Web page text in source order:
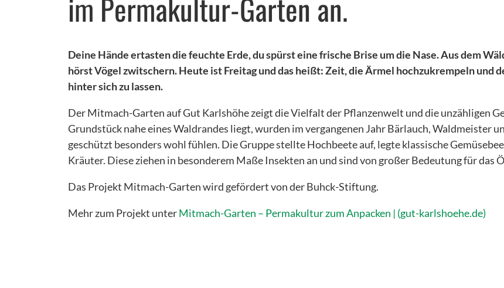
im Permakultur-Garten an.
Deine Hände ertasten die feuchte Erde, du spürst eine frische Brise um die Nase. Aus dem
hörst Vögel zwitschern. Heute ist Freitag und das heißt: Zeit, die Ärmel hochzukrempeln und
hinter sich zu lassen.
Der Mitmach-Garten auf Gut Karlshöhe zeigt die Vielfalt der Pflanzenwelt und die unzähligen
Grundstück nahe eines Waldrandes liegt, wurden im vergangenen Jahr Bärlauch, Waldmeister
geschützt besonders wohl fühlen. Die Gruppe stellte Hochbeete auf, legte klassische
Kräuter. Diese ziehen in besonderem Maße Insekten an und sind von großer Bedeutung für das
Das Projekt Mitmach-Garten wird gefördert von der Buhck-Stiftung.
Mehr zum Projekt unterMitmach-Garten – Permakultur zum Anpacken | (gut-karlshoehe.de)